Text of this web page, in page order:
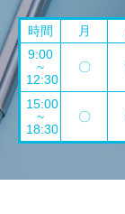
時間 月
9:00
~
12:30
〇
15:00
~
18:30
〇